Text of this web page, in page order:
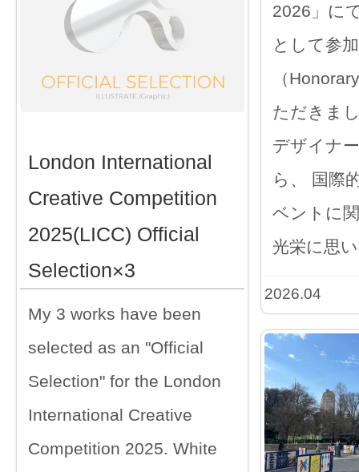
2026」に
として参
（
ただきま
デザイナ
ら、 国際
ベントに
光栄に思
2026.04
London International
Creative Competition
2025(LICC) Official
Selection×3
My 3 works have been
selected as an "Official
Selection" for the London
International Creative
Competition 2025. White